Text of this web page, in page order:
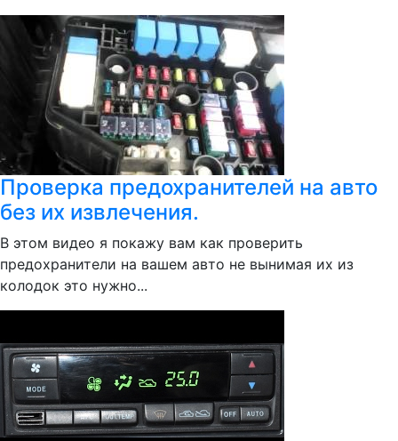
Проверка предохранителей на авто
без их извлечения.
В этом видео я покажу вам как проверить
предохранители на вашем авто не вынимая их из
колодок это нужно...